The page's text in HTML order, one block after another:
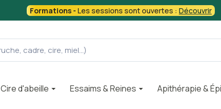
Formations - Les sessions sont ouvertes : Découvrir
Cire d'abeille Essaims & Reines Apithérapie &